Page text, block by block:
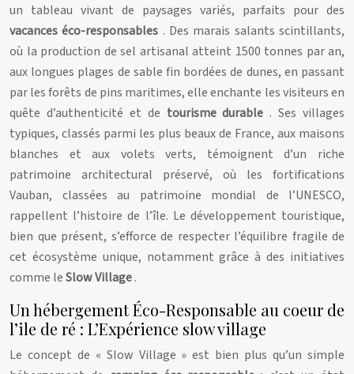
un tableau vivant de paysages variés, parfaits pour des
vacances éco-responsables . Des marais salants scintillants,
où la production de sel artisanal atteint 1500 tonnes par an,
aux longues plages de sable fin bordées de dunes, en passant
par les forêts de pins maritimes, elle enchante les visiteurs en
quête d’authenticité et de tourisme durable . Ses villages
typiques, classés parmi les plus beaux de France, aux maisons
blanches et aux volets verts, témoignent d’un riche
patrimoine architectural préservé, où les fortifications
Vauban, classées au patrimoine mondial de l’UNESCO,
rappellent l’histoire de l’île. Le développement touristique,
bien que présent, s’efforce de respecter l’équilibre fragile de
cet écosystème unique, notamment grâce à des initiatives
comme leSlow Village.
Un hébergement Éco-Responsable au coeur de
l’ile de ré : L’Expérience slow village
Le concept de « Slow Village » est bien plus qu’un simple